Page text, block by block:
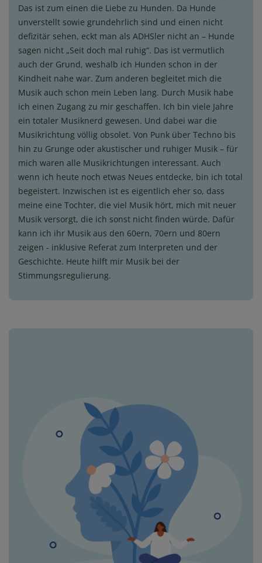
Das ist zum einen die Liebe zu Hunden. Da Hunde
unverstellt sowie grundehrlich sind und einen nicht
defizitär sehen, eckt man als ADHSler nicht an – Hunde
sagen nicht „Seit doch mal ruhig“. Das ist vermutlich
auch der Grund, weshalb ich Hunden schon in der
Kindheit nahe war. Zum anderen begleitet mich die
Musik auch schon mein Leben lang. Durch Musik habe
ich einen Zugang zu mir geschaffen. Ich bin viele Jahre
ein totaler Musiknerd gewesen. Und dabei war die
Musikrichtung völlig obsolet. Von Punk über Techno bis
hin zu Grunge oder akustischer und ruhiger Musik – für
mich waren alle Musikrichtungen interessant. Auch
wenn ich heute noch etwas Neues entdecke, bin ich total
begeistert. Inzwischen ist es eigentlich eher so, dass
meine eine Tochter, die viel Musik hört, mich mit neuer
Musik versorgt, die ich sonst nicht finden würde. Dafür
kann ich ihr Musik aus den 60ern, 70ern und 80ern
zeigen - inklusive Referat zum Interpreten und der
Geschichte. Heute hilft mir Musik bei der
Stimmungsregulierung.